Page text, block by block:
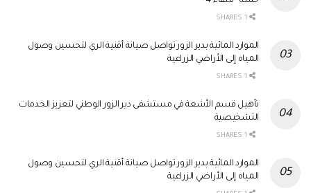
الموارد المائية بدير الزور تواصل صيانة أقنية الري لتحسين وصول
المياه إلى الأراضي الزراعية
تأهيل قسم الأشعة في مستشفى دير الزور الوطني لتعزيز الخدمات
التشخيصية
الموارد المائية بدير الزور تواصل صيانة أقنية الري لتحسين وصول
المياه إلى الأراضي الزراعية